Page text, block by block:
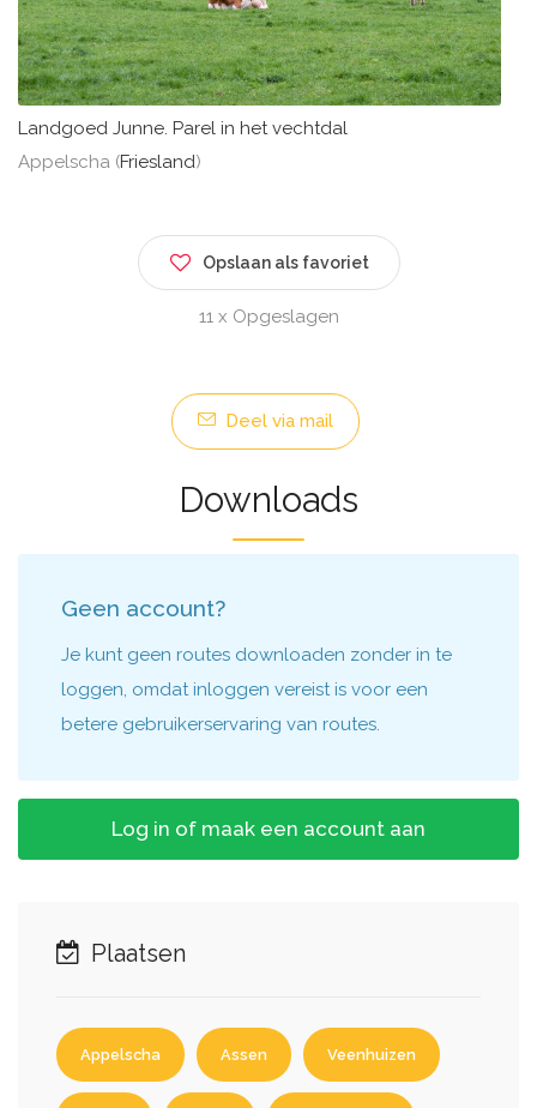
Landgoed Junne. Parel in het vechtdal
Appelscha (Friesland)
Opslaan als favoriet
11 x Opgeslagen
Deel via mail
Downloads
Geen account?
Je kunt geen routes downloaden zonder in te
loggen, omdat inloggen vereist is voor een
betere gebruikerservaring van routes.
Log in of maak een account aan
Plaatsen
Appelscha Assen Veenhuizen